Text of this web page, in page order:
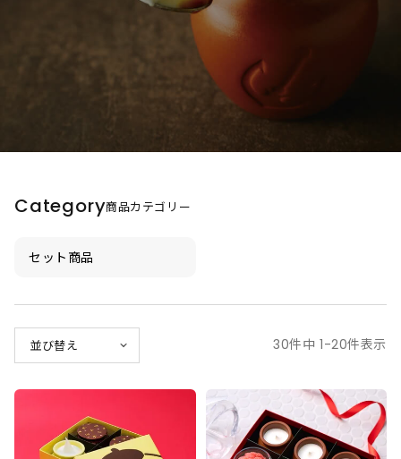
Category商品カテゴリー
セット商品
並び替え
新着順
30件中 1-20件表示